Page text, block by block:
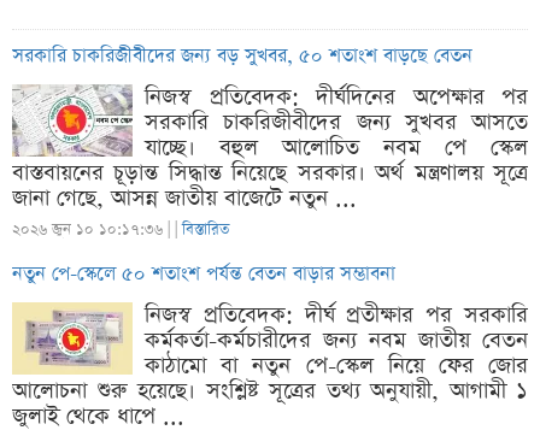
সরকারি চাকরিজীবীদের জন্য বড় সুখবর, ৫০ শতাংশ বাড়ছে বেতন
নিজস্ব প্রতিবেদক: দীর্ঘদিনের অপেক্ষার পর
সরকারি চাকরিজীবীদের জন্য সুখবর আসতে
যাচ্ছে। বহুল আলোচিত নবম পে স্কেল
বাস্তবায়নের চূড়ান্ত সিদ্ধান্ত নিয়েছে সরকার। অর্থ মন্ত্রণালয় সূত্রে
জানা গেছে, আসন্ন জাতীয় বাজেটে নতুন ...
২০২৬ জুন ১০ ১০:১৭:৩৬ | |বিস্তারিত
নতুন পে-স্কেলে ৫০ শতাংশ পর্যন্ত বেতন বাড়ার সম্ভাবনা
নিজস্ব প্রতিবেদক: দীর্ঘ প্রতীক্ষার পর সরকারি
কর্মকর্তা-কর্মচারীদের জন্য নবম জাতীয় বেতন
কাঠামো বা নতুন পে-স্কেল নিয়ে ফের জোর
আলোচনা শুরু হয়েছে। সংশ্লিষ্ট সূত্রের তথ্য অনুযায়ী, আগামী ১
জুলাই থেকে ধাপে ...